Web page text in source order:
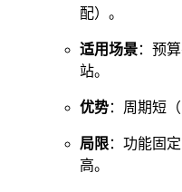
配）。
适用场景：预
站。
优势：周期短
局限：功能固
高。